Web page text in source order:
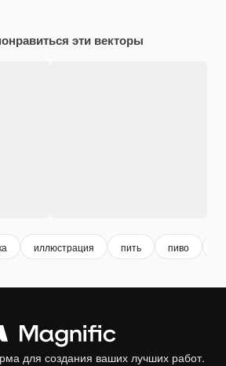
эти векторы
иллюстрация пить пиво
для создания ваших лучших работ.